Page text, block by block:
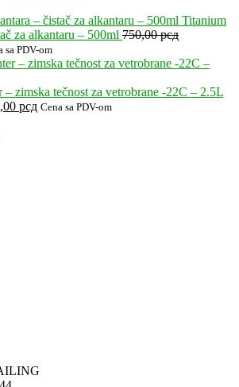
рсд.
je
bila:
je:
Titanium
za alkantaru – 500ml 750,00рсд
рсд.
sa PDV-om
zimska tečnost za vetrobrane -22C – 2.5L
рсдTrenutna
Cena sa PDV-om